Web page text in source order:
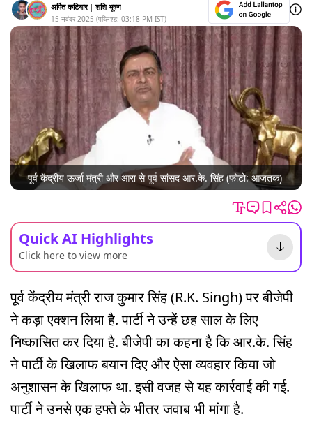
अर्पित कटियार | शशि भूषण
15 नवंबर 2025 (पब्लिश्ड: 03:18 PM IST)
पूर्व केंद्रीय ऊर्जा मंत्री और आरा से पूर्व सांसद आर.के. सिंह (फोटो: आजतक)
Quick AI Highlights
Click here to view more
पूर्व केंद्रीय मंत्री राज कुमार सिंह (R.K. Singh) पर बीजेपी
ने कड़ा एक्शन लिया है. पार्टी ने उन्हें छह साल के लिए
निष्कासित कर दिया है. बीजेपी का कहना है कि आर.के. सिंह
ने पार्टी के खिलाफ बयान दिए और ऐसा व्यवहार किया जो
अनुशासन के खिलाफ था. इसी वजह से यह कार्रवाई की गई.
पार्टी ने उनसे एक हफ्ते के भीतर जवाब भी मांगा है.